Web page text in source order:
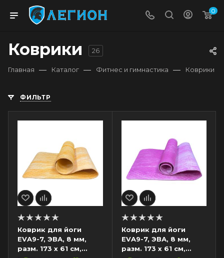
0
Коврики 26
Главная — Каталог — Фитнес и гимнастика — Коврики
ФИЛЬТР
Коврик для йоги
EVA9-7, ЭВА, 8 мм,
разм. 173 х 61 см,
Коврик для йоги
EVA9-7, ЭВА, 8 мм,
разм. 173 х 61 см,